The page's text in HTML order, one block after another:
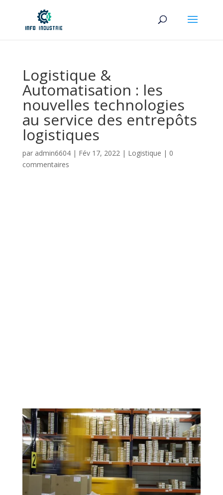
Logistique &
Automatisation : les
nouvelles technologies
au service des entrepôts
logistiques
par admin6604| Fév 17, 2022| Logistique | 0
commentaires